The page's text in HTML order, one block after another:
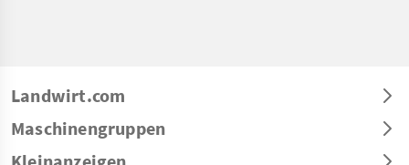
Landwirt.com
Maschinengruppen